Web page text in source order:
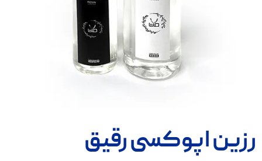
رزین اپوکسی رقیق